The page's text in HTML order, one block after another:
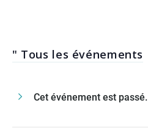
" Tous les événements
Cet événement est passé.